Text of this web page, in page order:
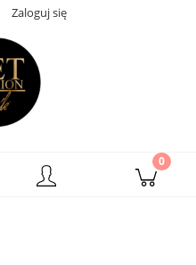
Zaloguj się